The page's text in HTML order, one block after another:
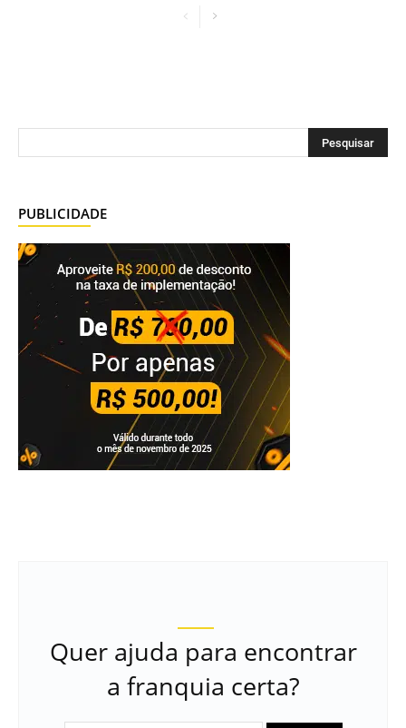
PUBLICIDADE
Quer ajuda para encontrar
a franquia certa?